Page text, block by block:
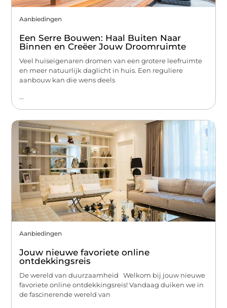
Aanbiedingen
Een Serre Bouwen: Haal Buiten Naar
Binnen en Creëer Jouw Droomruimte
Veel huiseigenaren dromen van een grotere leefruimte
en meer natuurlijk daglicht in huis. Een reguliere
aanbouw kan die wens deels
...
Aanbiedingen
Jouw nieuwe favoriete online
ontdekkingsreis
De wereld van duurzaamheid Welkom bij jouw nieuwe
favoriete online ontdekkingsreis! Vandaag duiken we in
de fascinerende wereld van